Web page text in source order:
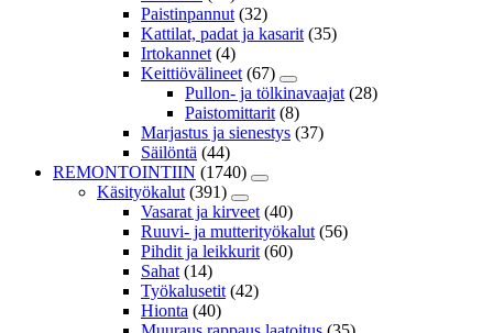
Paistinpannut (32)
Kattilat, padat ja kasarit (35)
Irtokannet (4)
Keittiövälineet (67)
Pullon- ja tölkinavaajat (28)
Paistomittarit (8)
Marjastus ja sienestys (37)
Säilöntä (44)
REMONTOINTIIN (1740)
Käsityökalut (391)
Vasarat ja kirveet (40)
Ruuvi- ja mutterityökalut (56)
Pihdit ja leikkurit (60)
Sahat (14)
Työkalusetit (42)
Hionta (40)